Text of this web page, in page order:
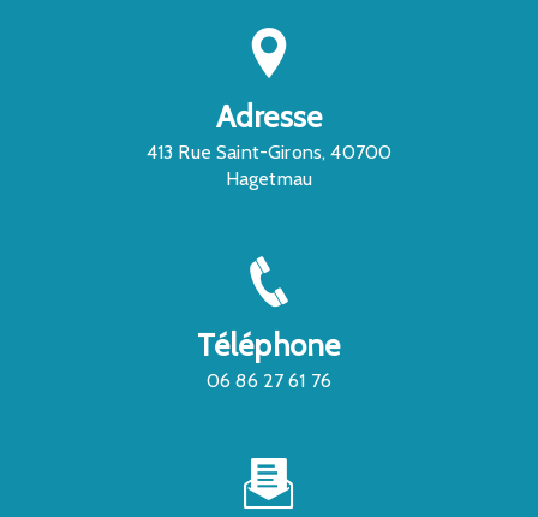
Adresse
413 Rue Saint-Girons, 40700
Hagetmau
Téléphone
06 86 27 61 76